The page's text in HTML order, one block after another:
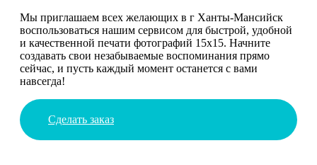
Мы приглашаем всех желающих в г Ханты-Мансийск
воспользоваться нашим сервисом для быстрой, удобной
и качественной печати фотографий 15х15. Начните
создавать свои незабываемые воспоминания прямо
сейчас, и пусть каждый момент останется с вами
навсегда!
Сделать заказ